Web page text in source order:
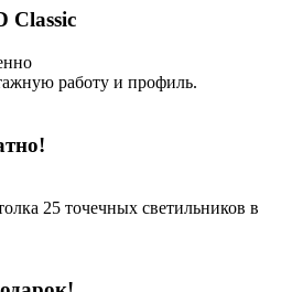
Classic
работу и профиль.
25 точечных светильников в